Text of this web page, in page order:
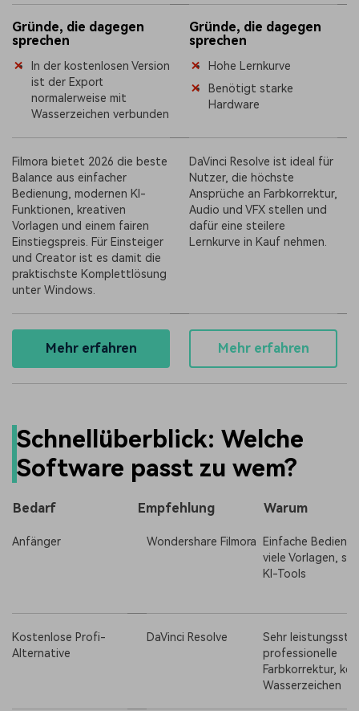
Gründe, die dagegen
sprechen
In der kostenlosen Version
ist der Export
normalerweise mit
Wasserzeichen verbunden
Gründe, die dagegen
sprechen
Hohe Lernkurve
Benötigt starke
Hardware
Filmora bietet 2026 die beste
Balance aus einfacher
Bedienung, modernen KI-
Funktionen, kreativen
Vorlagen und einem fairen
Einstiegspreis. Für Einsteiger
und Creator ist es damit die
praktischste Komplettlösung
unter Windows.
DaVinci Resolve ist ideal für
Nutzer, die höchste
Ansprüche an Farbkorrektur,
Audio und VFX stellen und
dafür eine steilere
Lernkurve in Kauf nehmen.
Mehr erfahren Mehr erfahren
Schnellüberblick: Welche
Software passt zu wem?
Bedarf Empfehlung Warum
Anfänger Wondershare Filmora
Einfache
viele Vorlagen,
KI-Tools
Kostenlose Profi-
Alternative
DaVinci Resolve
Sehr
professionelle
Farbkorrektur,
Wasserzeichen